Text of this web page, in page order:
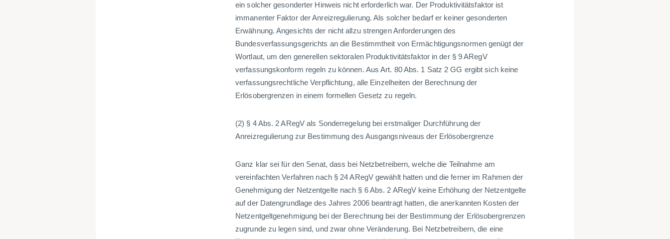
ein solcher gesonderter Hinweis nicht erforderlich war. Der Produktivitätsfaktor ist
immanenter Faktor der Anreizregulierung. Als solcher bedarf er keiner gesonderten
Erwähnung. Angesichts der nicht allzu strengen Anforderungen des
Bundesverfassungsgerichts an die Bestimmtheit von Ermächtigungsnormen genügt der
Wortlaut, um den generellen sektoralen Produktivitätsfaktor in der § 9 ARegV
verfassungskonform regeln zu können. Aus Art. 80 Abs. 1 Satz 2 GG ergibt sich keine
verfassungsrechtliche Verpflichtung, alle Einzelheiten der Berechnung der
Erlösobergrenzen in einem formellen Gesetz zu regeln.
(2) § 4 Abs. 2 ARegV als Sonderregelung bei erstmaliger Durchführung der
Anreizregulierung zur Bestimmung des Ausgangsniveaus der Erlösobergrenze
Ganz klar sei für den Senat, dass bei Netzbetreibern, welche die Teilnahme am
vereinfachten Verfahren nach § 24 ARegV gewählt hatten und die ferner im Rahmen der
Genehmigung der Netzentgelte nach § 6 Abs. 2 ARegV keine Erhöhung der Netzentgelte
auf der Datengrundlage des Jahres 2006 beantragt hatten, die anerkannten Kosten der
Netzentgeltgenehmigung bei der Berechnung bei der Bestimmung der Erlösobergrenzen
zugrunde zu legen sind, und zwar ohne Veränderung. Bei Netzbetreibern, die eine